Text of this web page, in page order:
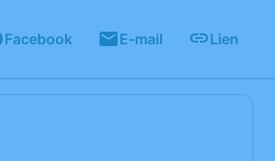
Facebook E-mail Lien